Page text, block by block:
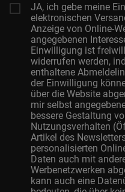
JA, ich gebe meine
elektronischen
Anzeige von Online-
angegebenen
Einwilligung ist
widerrufen werden,
enthaltene
der Einwilligung
über die Website
mir selbst
bessere Gestaltung
Nutzungsverhalten
Artikel des
personalisierten
Daten auch mit
Werbenetzwerken
kann auch eine